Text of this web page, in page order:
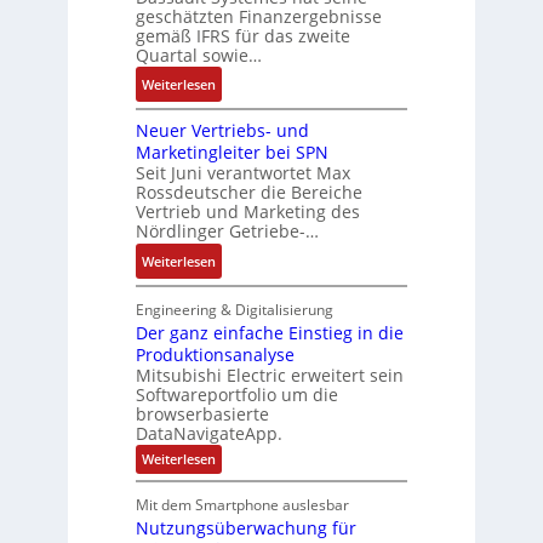
a
u
:
P
o
s
i
t
i
v
e
M
o
m
e
n
t
a
u
f
n
h
m
d
e
r
u
l
a
t
i
o
n
d
e
r
F
a
b
r
i
k
y
s
t
e
m
t
e
c
h
n
k
G
s
c
h
ä
f
t
s
f
geschätzten Finanzergebnisse
gemäß IFRS für das zweite
Quartal sowie…
Weiterlesen:
D
a
s
s
a
u
l
t
S
y
s
t
è
m
e
s
:
2
Neuer Vertriebs- und
Marketingleiter bei SPN
Seit Juni verantwortet Max
Rossdeutscher die Bereiche
Vertrieb und Marketing des
Nördlinger Getriebe-…
Weiterlesen:
N
e
u
e
r
V
e
r
t
i
e
Engineering & Digitalisierung
Der ganz einfache Einstieg in die
Produktionsanalyse
Mitsubishi Electric erweitert sein
Softwareportfolio um die
browserbasierte
DataNavigateApp.
Weiterlesen:
D
r
g
Mit dem Smartphone auslesbar
Nutzungsüberwachung für